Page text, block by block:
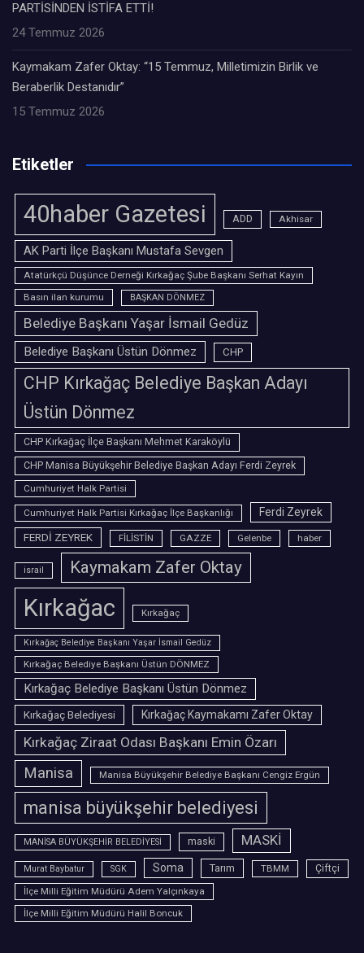
PARTİSİNDEN İSTİFA ETTİ!
24 Temmuz 2026
Kaymakam Zafer Oktay: “15 Temmuz, Milletimizin Birlik ve
Beraberlik Destanıdır”
15 Temmuz 2026
Etiketler
40haber Gazetesi ADD Akhisar
AK Parti İlçe Başkanı Mustafa Sevgen
Atatürkçü Düşünce Derneği Kırkağaç Şube Başkanı Serhat Kayın
Basın ilan kurumu
BAŞKAN DÖNMEZ
Belediye Başkanı Yaşar İsmail Gedüz
Belediye Başkanı Üstün Dönmez CHP
CHP Kırkağaç Belediye Başkan Adayı
Üstün Dönmez
CHP Kırkağaç İlçe Başkanı Mehmet Karaköylü
CHP Manisa Büyükşehir Belediye Başkan Adayı Ferdi Zeyrek
Cumhuriyet Halk Partisi
Cumhuriyet Halk Partisi Kırkağaç İlçe Başkanlığı
Ferdi Zeyrek
FERDİ ZEYREK
FİLİSTİN GAZZE Gelenbe haber
israil Kaymakam Zafer Oktay
Kırkağac Kırkağaç
Kırkağaç Belediye Başkanı Yaşar İsmail Gedüz
Kırkağaç Belediye Başkanı Üstün DÖNMEZ
Kırkağaç Belediye Başkanı Üstün Dönmez
Kırkağaç Belediyesi Kırkağaç Kaymakamı Zafer Oktay
Kırkağaç Ziraat Odası Başkanı Emin Özarı
Manisa Manisa Büyükşehir Belediye Başkanı Cengiz Ergün
manisa büyükşehir belediyesi
MANİSA BÜYÜKŞEHİR BELEDİYESİ maski MASKİ
Murat Baybatur SGK Soma Tarım TBMM
Çiftçi
İlçe Milli Eğitim Müdürü Adem Yalçınkaya
İlçe Milli Eğitim Müdürü Halil Boncuk